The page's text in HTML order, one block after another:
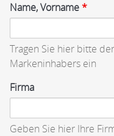
Name, Vorname*
Tragen Sie hier bitte
Markeninhabers ein
Firma
Geben Sie hier Ihre